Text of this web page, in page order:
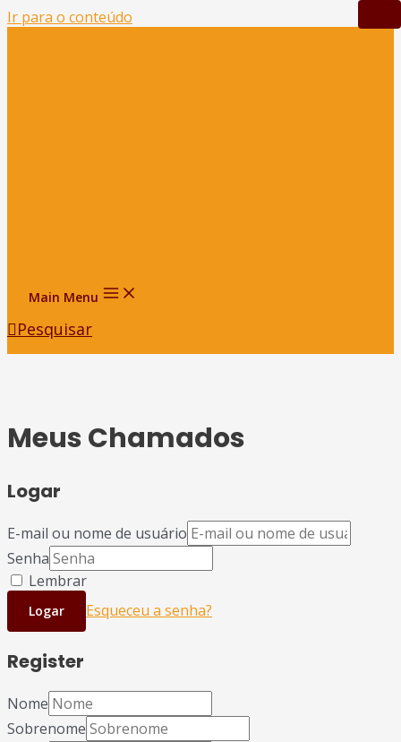
Ir para o conteúdo
Main Menu
Pesquisar
Meus Chamados
Logar
E-mail ou nome de usuário
Senha
Lembrar
Logar Esqueceu a senha?
Register
Nome
Sobrenome